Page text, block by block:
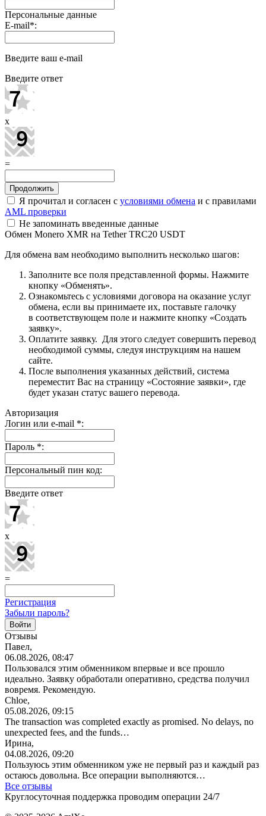
Персональные данные
E-mail*:
Введите ваш e-mail
Введите ответ
x
=
Я прочитал и согласен с условиями обмена и с правилами
AML проверки
Не запоминать введенные данные
Обмен Monero XMR на Tether TRC20 USDT
Для обмена вам необходимо выполнить несколько шагов:
Заполните все поля представленной формы. Нажмите
кнопку «Обменять».
Ознакомьтесь с условиями договора на оказание услуг
обмена, если вы принимаете их, поставьте галочку
в соответствующем поле и нажмите кнопку «Создать
заявку».
Оплатите заявку. Для этого следует совершить перевод
необходимой суммы, следуя инструкциям на нашем
сайте.
После выполнения указанных действий, система
переместит Вас на страницу «Состояние заявки», где
будет указан статус вашего перевода.
Авторизация
Логин или e-mail *:
Пароль *:
Персональный пин код:
Введите ответ
x
=
Регистрация
Забыли пароль?
Отзывы
Павел,
06.08.2026, 08:47
Пользовался этим обменником впервые и все прошло
идеально. Заявку обработали оперативно, средства получил
вовремя. Рекомендую.
Chloe,
05.08.2026, 09:15
The transaction was completed exactly as promised. No delays, no
unexpected fees, and the funds…
Ирина,
04.08.2026, 09:20
Пользуюсь этим обменником уже не первый раз и каждый раз
остаюсь довольна. Все операции выполняются…
Все отзывы
Круглосуточная поддержка проводим операции 24/7